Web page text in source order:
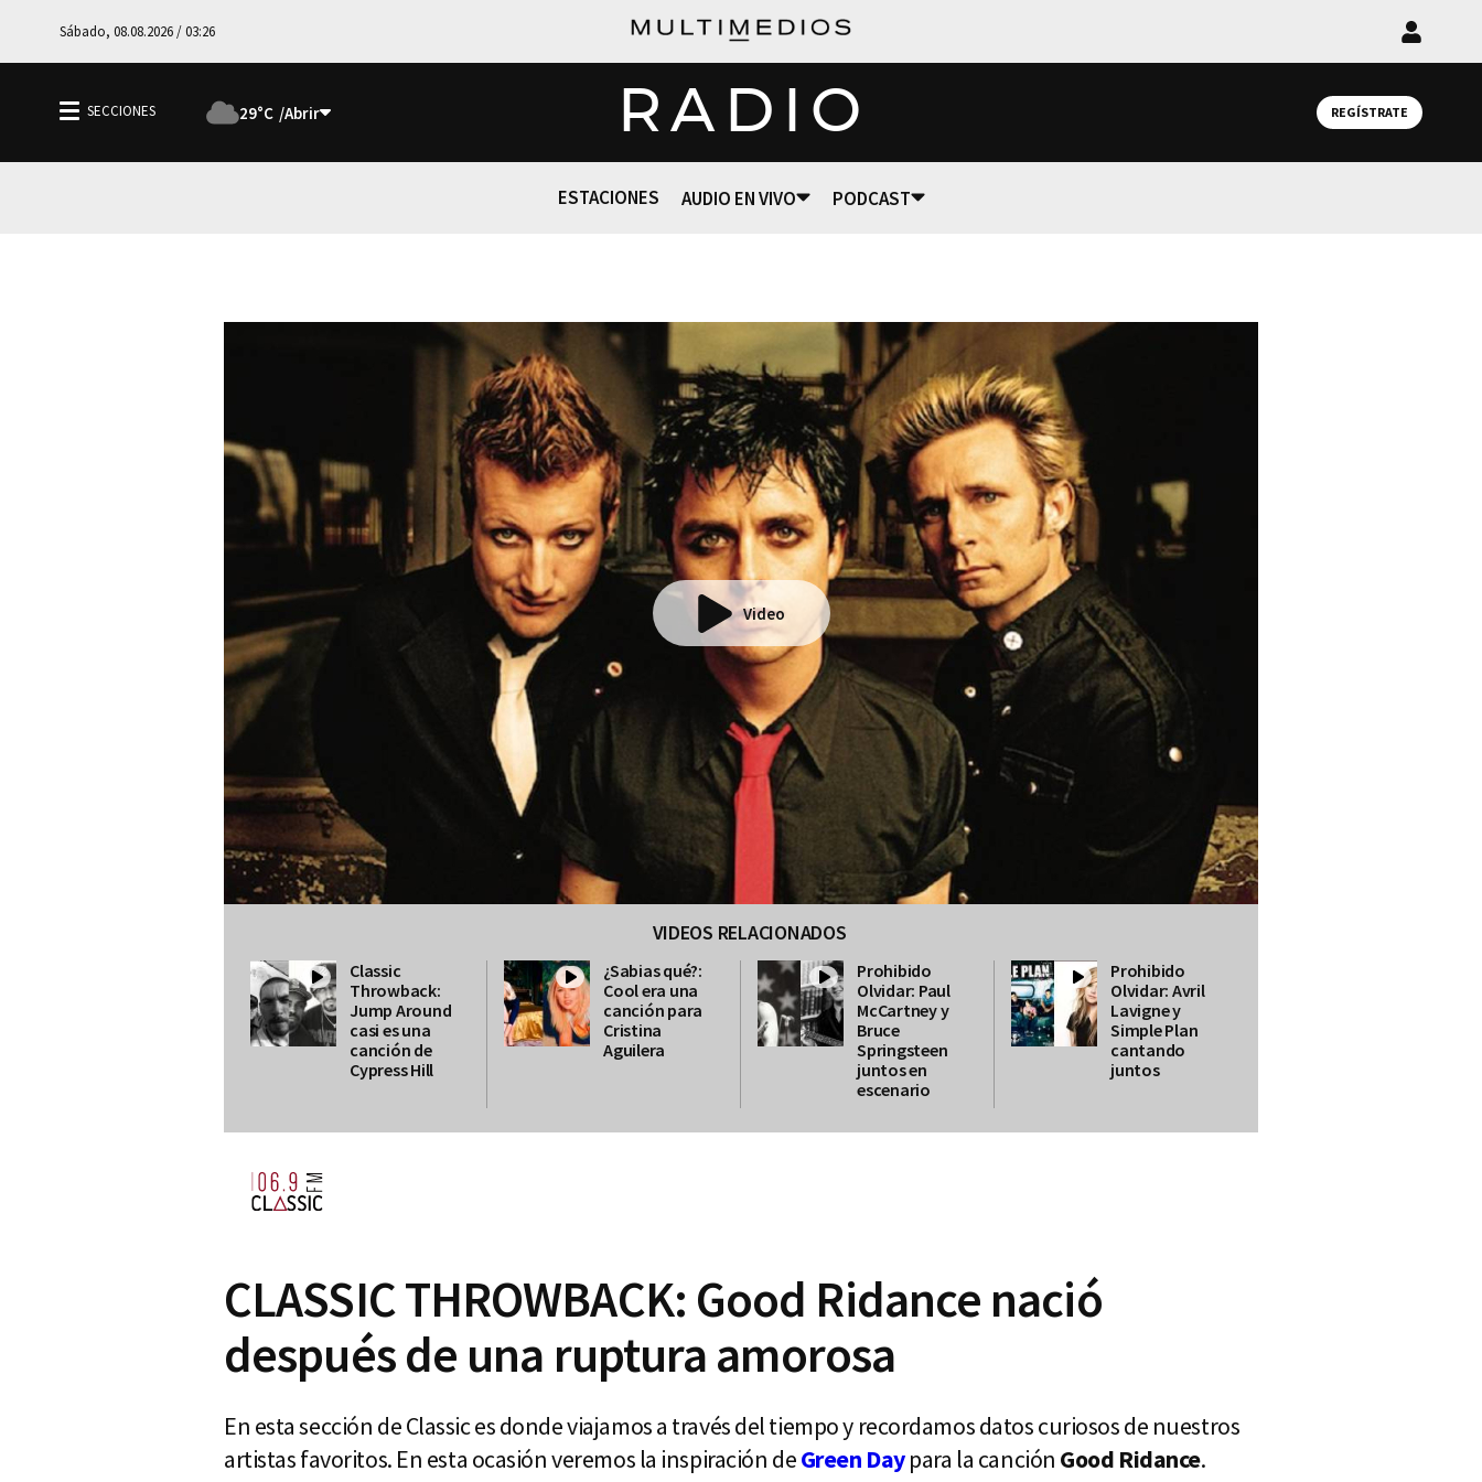
Sábado, 08.08.2026 / 03:26
Iniciar
29°C RADIO REGÍSTRATE
ESTACIONES AUDIO EN VIVO PODCAST
Video
VIDEOS RELACIONADOS
Classic
Throwback:
Jump Around
casi es una
canción de
Cypress Hill
¿Sabias qué?:
Cool era una
canción para
Cristina
Aguilera
Prohibido
Olvidar: Paul
McCartney y
Bruce
Springsteen
juntos en
escenario
Prohibido
Olvidar: Avril
Lavigne y
Simple Plan
cantando
juntos
CLASSIC THROWBACK: Good Ridance nació
después de una ruptura amorosa
En esta sección de Classic es donde viajamos a través del tiempo y recordamos datos curiosos de nuestros
artistas favoritos. En esta ocasión veremos la inspiración deGreen Daypara la canción Good Ridance.